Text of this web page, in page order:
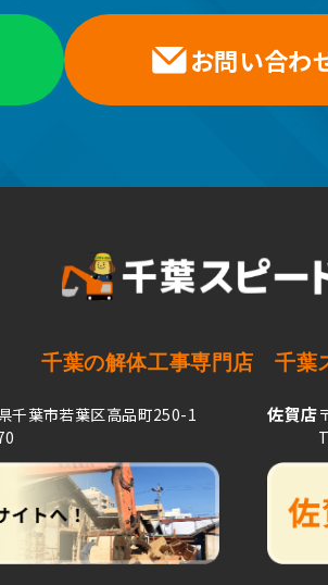
お問い合わ
千葉の解体工事専門店千葉
葉市若葉区高品町250-1
佐賀店